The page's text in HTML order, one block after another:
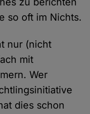
so oft im Nichts.
nur (nicht
mit
Wer
dies schon